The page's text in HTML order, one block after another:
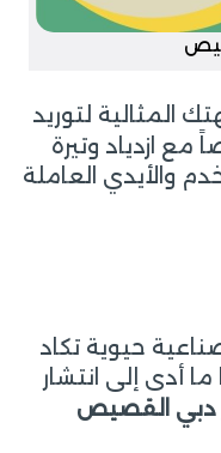
المثالية لتوريد
مع ازدياد وتيرة
والأيدي العاملة
حيوية تكاد
أدى إلى انتشار
دبي القصيص